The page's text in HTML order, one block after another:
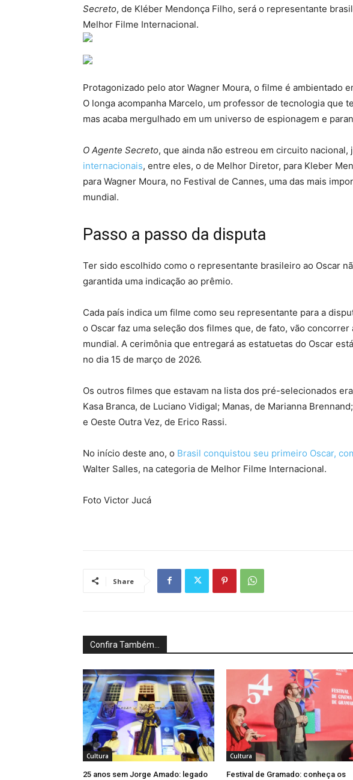
Secreto, de Kléber Mendonça Filho, será o representante
Melhor Filme Internacional.
Protagonizado pelo ator Wagner Moura, o filme é ambientado
O longa acompanha Marcelo, um professor de tecnologia que
mas acaba mergulhado em um universo de espionagem e
O Agente Secreto, que ainda não estreou em circuito nacional,
internacionais, entre eles, o de Melhor Diretor, para Kleber
para Wagner Moura, no Festival de Cannes, uma das mais
mundial.
Passo a passo da disputa
Ter sido escolhido como o representante brasileiro ao Oscar
garantida uma indicação ao prêmio.
Cada país indica um filme como seu representante para a
o Oscar faz uma seleção dos filmes que, de fato, vão
mundial. A cerimônia que entregará as estatuetas do Oscar
no dia 15 de março de 2026.
Os outros filmes que estavam na lista dos pré-selecionados
Kasa Branca, de Luciano Vidigal; Manas, de Marianna
e Oeste Outra Vez, de Erico Rassi.
No início deste ano, o Brasil conquistou seu primeiro Oscar,
Walter Salles, na categoria de Melhor Filme Internacional.
Foto Victor Jucá
Share
Confira Também...
Cultura
25 anos sem Jorge Amado: legado
Cultura
Festival de Gramado: conheça os